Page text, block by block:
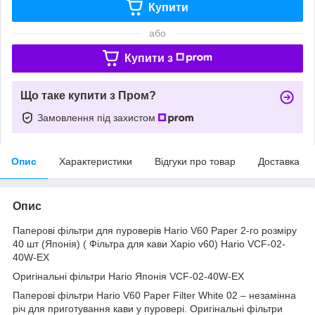
Купити
або
Купити з
Що таке купити з Пром?
Замовлення під захистом
Опис Характеристики Відгуки про товар Доставка
Опис
Паперові фільтри для пуроверів Hario V60 Paper 2-го розміру
40 шт (Японія) ( Фільтра для кави Харіо v60) Hario VCF-02-
40W-EX
Оригінальні фільтри Hario Японія VCF-02-40W-EX
Паперові фільтри Hario V60 Paper Filter White 02 – незамінна
річ для приготування кави у пуровері. Оригінальні фільтри